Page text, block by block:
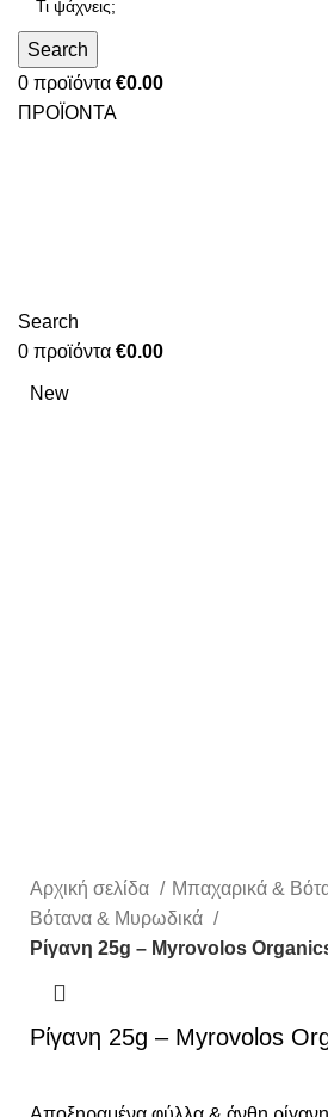
Search
0 προϊόντα €0.00
ΠΡΟΪΟΝΤΑ
Search
0 προϊόντα €0.00
New
Αρχική σελίδα
Μπαχαρικά &
Βότανα & Μυρωδικά
Ρίγανη 25g – Myrovolos
Ρίγανη 25g – Myrovolos